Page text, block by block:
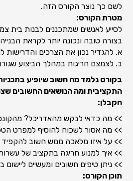
לשם כך נוצר הקורס הזה.
מטרת הקורס:
לסייע לאנשים שמתכננים לבנות בית
בצורה טובה ונכונה יותר לקראת
א. להגדיר נכון את הצרכים והדרישות
ב. לצמצם חריגות במהלך הביצוע
בקורס נלמד מה חשוב שיופיע
התקציבית ומה הנושאים החשובים
הקבלן:
>> מה כדאי לבקש מהאדריכל?
>> מה אסור לשכוח להוסיף למפרט
>> על איזו מלאכה ממש חשוב
>> איך למנוע חריגה בתקציב של
>> ניתן טיפים חשובים ומעשיים ליישום
תוכן הקורס: